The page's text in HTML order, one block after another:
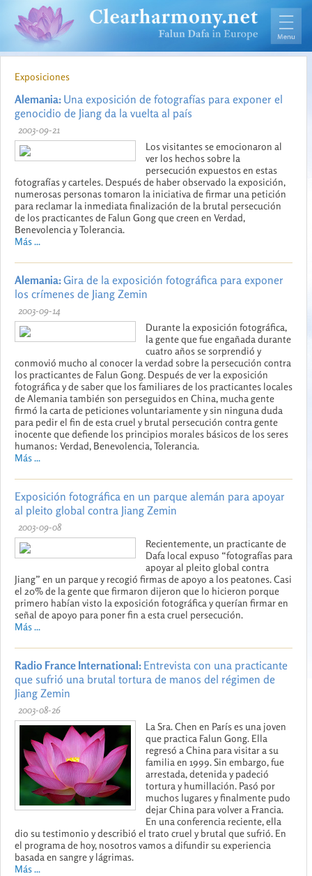
Exposiciones
Alemania: Una exposición de fotografías para exponer el
genocidio de Jiang da la vuelta al país
2003-09-21
Los visitantes se emocionaron al
ver los hechos sobre la
persecución expuestos en estas
fotografías y carteles. Después de haber observado la exposición,
numerosas personas tomaron la iniciativa de firmar una petición
para reclamar la inmediata finalización de la brutal persecución
de los practicantes de Falun Gong que creen en Verdad,
Benevolencia y Tolerancia.
Más ...
Alemania:Gira de la exposición fotográfica para exponer
los crímenes de Jiang Zemin
2003-09-14
Durante la exposición fotográfica,
la gente que fue engañada durante
cuatro años se sorprendió y
conmovió mucho al conocer la verdad sobre la persecución contra
los practicantes de Falun Gong. Después de ver la exposición
fotográfica y de saber que los familiares de los practicantes locales
de Alemania también son perseguidos en China, mucha gente
firmó la carta de peticiones voluntariamente y sin ninguna duda
para pedir el fin de esta cruel y brutal persecución contra gente
inocente que defiende los principios morales básicos de los seres
humanos: Verdad, Benevolencia, Tolerancia.
Más ...
Exposición fotográfica en un parque alemán para apoyar
al pleito global contra Jiang Zemin
2003-09-08
Recientemente, un practicante de
Dafa local expuso “fotografías para
apoyar al pleito global contra
Jiang” en un parque y recogió firmas de apoyo a los peatones. Casi
el 20% de la gente que firmaron dijeron que lo hicieron porque
primero habían visto la exposición fotográfica y querían firmar en
señal de apoyo para poner fin a esta cruel persecución.
Más ...
Radio France International: Entrevista con una practicante
que sufrió una brutal tortura de manos del régimen de
Jiang Zemin
2003-08-26
La Sra. Chen en París es una joven
que practica Falun Gong. Ella
regresó a China para visitar a su
familia en 1999. Sin embargo, fue
arrestada, detenida y padeció
tortura y humillación. Pasó por
muchos lugares y finalmente pudo
dejar China para volver a Francia.
En una conferencia reciente, ella
dio su testimonio y describió el trato cruel y brutal que sufrió. En
el programa de hoy, nosotros vamos a difundir su experiencia
basada en sangre y lágrimas.
Más ...